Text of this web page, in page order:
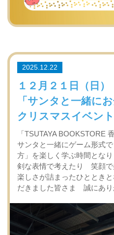
2025.12.22
１２月２１日（日）
「サンタと一緒に
クリスマスイベン
「TSUTAYA BOOKSTORE
サンタと一緒にゲーム形式
方」を楽しく学ぶ時間とな
剣な表情で考えたり 笑顔
楽しさが詰まったひととき
だきました皆さま 誠にあり